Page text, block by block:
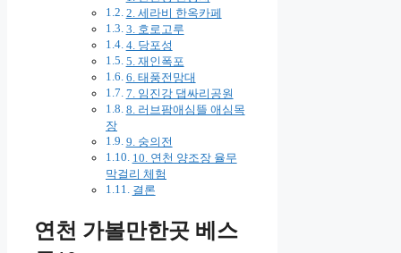
2. 세라비 한옥카페
3. 호로고루
4. 당포성
5. 재인폭포
6. 태풍전망대
7. 임진강 댑싸리공원
8. 러브팜애심뜰 애심목
장
9. 숭의전
10. 연천 양조장 율무
막걸리 체험
결론
연천 가볼만한곳 베스